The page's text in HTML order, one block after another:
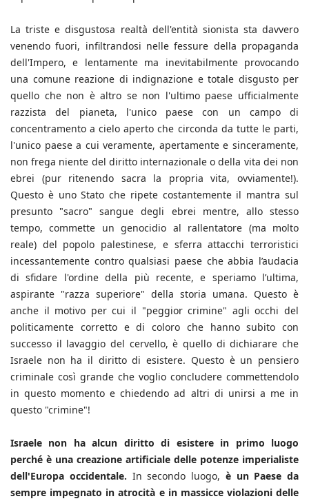
La triste e disgustosa realtà dell'entità sionista sta davvero
venendo fuori, infiltrandosi nelle fessure della propaganda
dell'Impero, e lentamente ma inevitabilmente provocando
una comune reazione di indignazione e totale disgusto per
quello che non è altro se non l'ultimo paese ufficialmente
razzista del pianeta, l'unico paese con un campo di
concentramento a cielo aperto che circonda da tutte le parti,
l'unico paese a cui veramente, apertamente e sinceramente,
non frega niente del diritto internazionale o della vita dei non
ebrei (pur ritenendo sacra la propria vita, ovviamente!).
Questo è uno Stato che ripete costantemente il mantra sul
presunto "sacro" sangue degli ebrei mentre, allo stesso
tempo, commette un genocidio al rallentatore (ma molto
reale) del popolo palestinese, e sferra attacchi terroristici
incessantemente contro qualsiasi paese che abbia l’audacia
di sfidare l'ordine della più recente, e speriamo l’ultima,
aspirante "razza superiore" della storia umana. Questo è
anche il motivo per cui il "peggior crimine" agli occhi del
politicamente corretto e di coloro che hanno subito con
successo il lavaggio del cervello, è quello di dichiarare che
Israele non ha il diritto di esistere. Questo è un pensiero
criminale così grande che voglio concludere commettendolo
in questo momento e chiedendo ad altri di unirsi a me in
questo "crimine"!
Israele non ha alcun diritto di esistere in primo luogo
perché è una creazione artificiale delle potenze imperialiste
dell'Europa occidentale. In secondo luogo, è un Paese da
sempre impegnato in atrocità e in massicce violazioni delle